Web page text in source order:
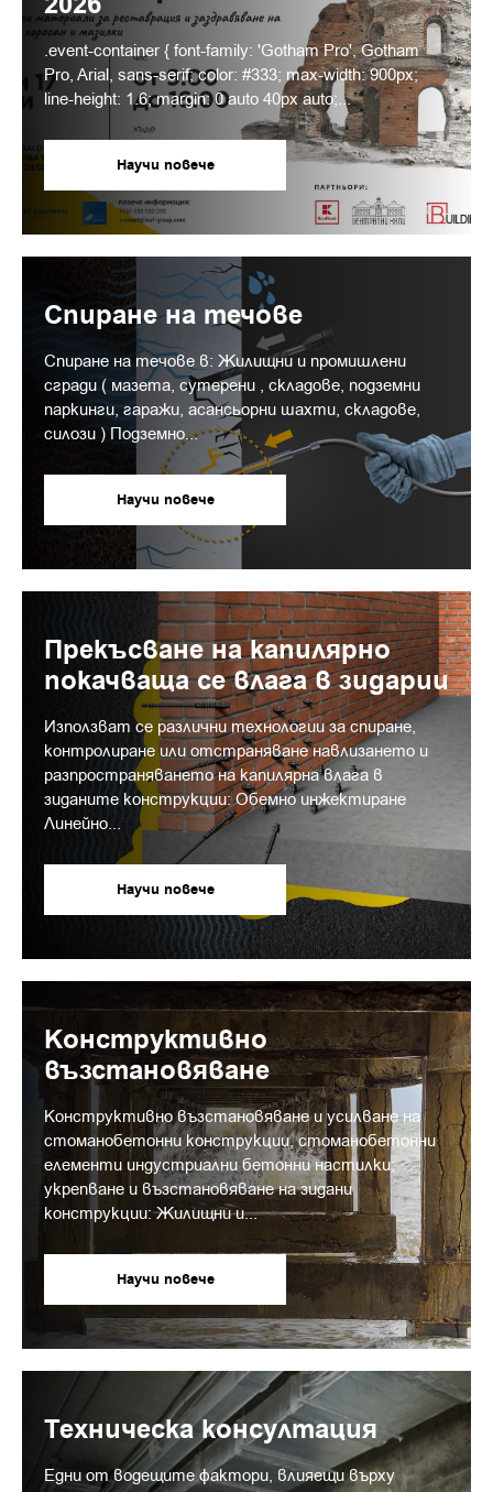
.event-container { font-family: 'Gotham Pro', Gotham
Pro, Arial, sans-serif; color: #333; max-width: 900px;
line-height: 1.6; margin: 0 auto 40px auto;...
Научи повече
Спиране на течове
Спиране на течове в: Жилищни и промишлени
сгради ( мазета, сутерени , складове, подземни
паркинги, гаражи, асансьорни шахти, складове,
силози ) Подземно...
Научи повече
Прекъсване на капилярно
покачваща се влага в зидарии
Използват се различни технологии за спиране,
контролиране или отстраняване навлизането и
разпространяването на капилярна влага в
зиданите конструкции: Обемно инжектиране
Линейно...
Научи повече
Конструктивно
възстановяване
Конструктивно възстановяване и усилване на
стоманобетонни конструкции, стоманобетонни
елементи индустриални бетонни настилки;
укрепване и възстановяване на зидани
конструкции: Жилищни и...
Научи повече
Техническа консултация
Едни от водещите фактори, влияещи върху